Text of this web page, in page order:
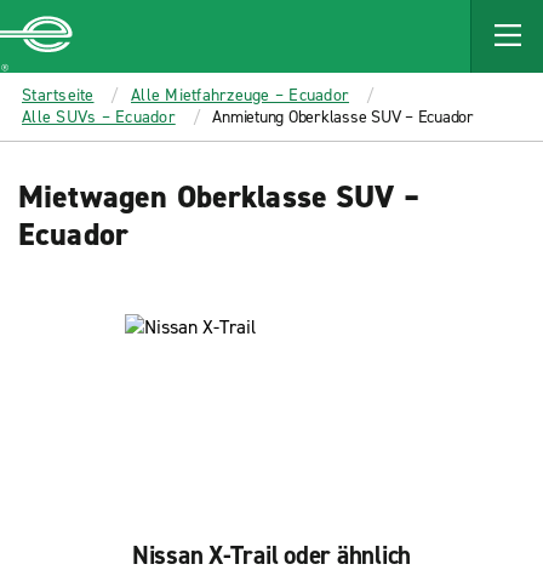
MAIN
CONTENT
Enterprise
Startseite
Alle Mietfahrzeuge – Ecuador
Alle SUVs – Ecuador
Anmietung Oberklasse SUV – Ecuador
Mietwagen Oberklasse SUV –
Ecuador
Nissan X-Trail oder ähnlich